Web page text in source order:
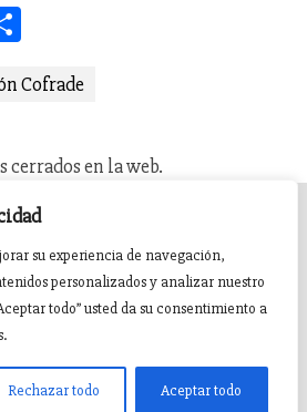
su experiencia de navegación,
personalizados y analizar nuestro
todo” usted da su consentimiento a
Rechazar todo Aceptar todo
Cofrade
cerrados en la web.
DE PASIÓN
BREVES COFRADES BANDAS
desarrollado y mantenido porwitandbit